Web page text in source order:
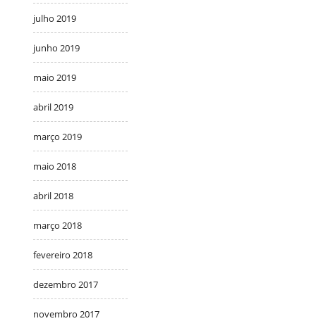
julho 2019
junho 2019
maio 2019
abril 2019
março 2019
maio 2018
abril 2018
março 2018
fevereiro 2018
dezembro 2017
novembro 2017